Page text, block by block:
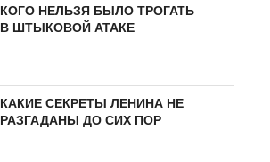
КОГО НЕЛЬЗЯ БЫЛО ТРОГАТЬ
В ШТЫКОВОЙ АТАКЕ
КАКИЕ СЕКРЕТЫ ЛЕНИНА НЕ
РАЗГАДАНЫ ДО СИХ ПОР